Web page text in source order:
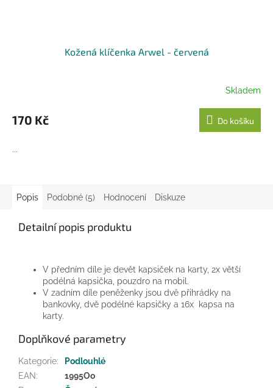
Kožená klíčenka Arwel - červená
Skladem
170 Kč Do košíku
...
Popis Podobné (5) Hodnocení Diskuze
Detailní popis produktu
V předním díle je devět kapsiček na karty, 2x větší
podélná kapsička, pouzdro na mobil.
V zadním díle peněženky jsou dvě přihrádky na
bankovky, dvě podélné kapsičky a 16x kapsa na
karty.
Doplňkové parametry
Kategorie:
Podlouhlé
EAN:
1995Oo